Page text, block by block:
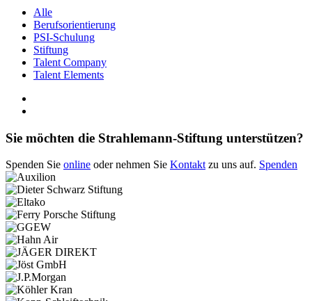
Alle
Berufsorientierung
PSI-Schulung
Stiftung
Talent Company
Talent Elements
Sie möchten die Strahlemann-Stiftung unterstützen?
Spenden Sie online oder nehmen Sie Kontakt zu uns auf. Spenden